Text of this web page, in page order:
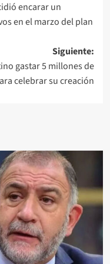
encarar un
en el marzo del plan
Siguiente:
gastar 5 millones de
celebrar su creación